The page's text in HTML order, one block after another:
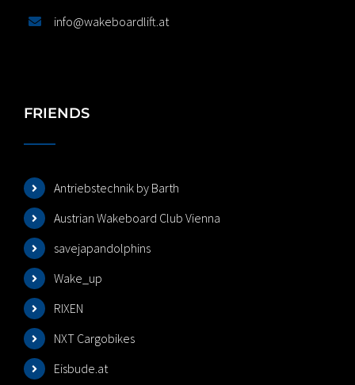
info@wakeboardlift.at
FRIENDS
Antriebstechnik by Barth
Austrian Wakeboard Club Vienna
savejapandolphins
Wake_up
RIXEN
NXT Cargobikes
Eisbude.at